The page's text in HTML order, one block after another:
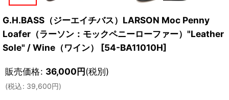
G.H.BASS（ジーエイチバス）LARSON Moc Penny
Loafer（ラーソン：モックペニーローファー）"Leather
Sole" / Wine（ワイン）
[54-BA11010H]
販売価格: 36,000円(税別)
(税込: 39,600円)